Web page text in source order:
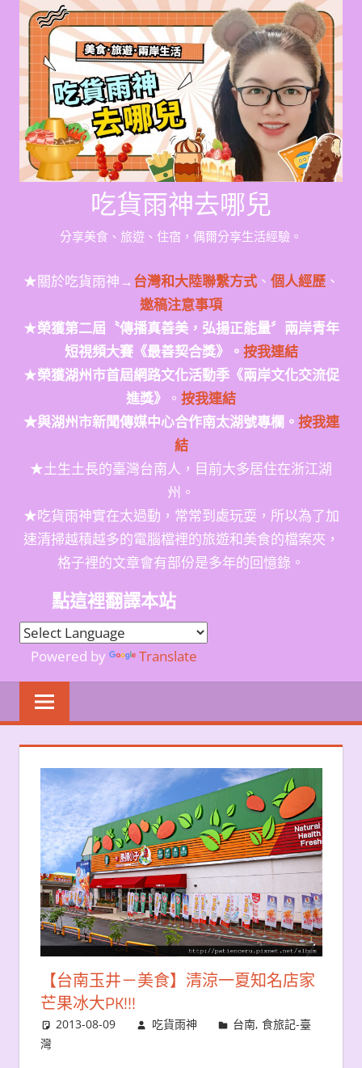
Skip
content
吃貨雨神去哪兒
分享美食、旅遊、住宿，偶爾分享生活經驗。
★關於吃貨雨神→台灣和大陸聯繫方式、 個人經歷、
邀稿注意事項
★榮獲第二屆〝傳播真善美，弘揚正能量〞兩岸青年
短視頻大賽《最善契合獎》。 按我連結
★榮獲湖州市首屆網路文化活動季《兩岸文化交流促
進獎》
。 按我連結
★與湖州市新聞傳媒中心合作南太湖號專欄。 按我連
結
★土生土長的臺灣台南人，目前大多居住在浙江湖
州。
★吃貨雨神實在太過動，常常到處玩耍，所以為了加
速清掃越積越多的電腦檔裡的旅遊和美食的檔案夾，
格子裡的文章會有部份是多年的回憶錄。
點這裡翻譯本站
Powered by Translate
【台南玉井－美食】清涼一夏知名店家
芒果冰大PK!!!
2013-08-09 吃貨雨神 台南,食旅記-臺
灣